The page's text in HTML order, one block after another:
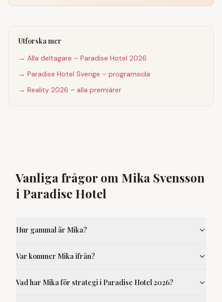
Utforska mer
→ Alla deltagare – Paradise Hotel 2026
→ Paradise Hotel Sverige – programsida
→ Reality 2026 – alla premiärer
Vanliga frågor om Mika Svensson
i Paradise Hotel
Hur gammal är Mika?
Var kommer Mika ifrån?
Vad har Mika för strategi i Paradise Hotel 2026?